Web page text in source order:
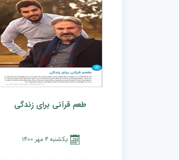
طعم قرآنی برای زندگی
يكشنبه4مهر 1400